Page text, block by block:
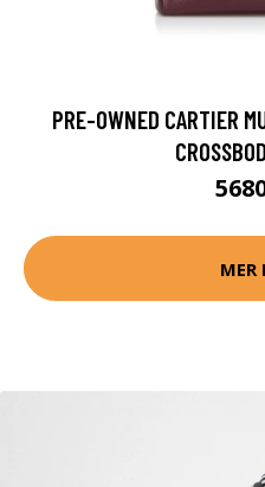
PRE-OWNED CARTIER
MER